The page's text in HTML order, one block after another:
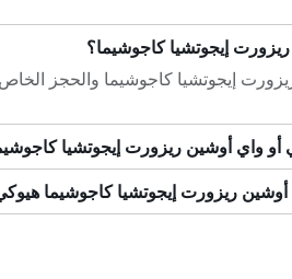
إيجوتشيا كاجوشيما؟
إيجوتشيا كاجوشيما والحجز
واي أوشين ريزورت إيجوتشيا
أوشين ريزورت إيجوتشيا كاجوشيما